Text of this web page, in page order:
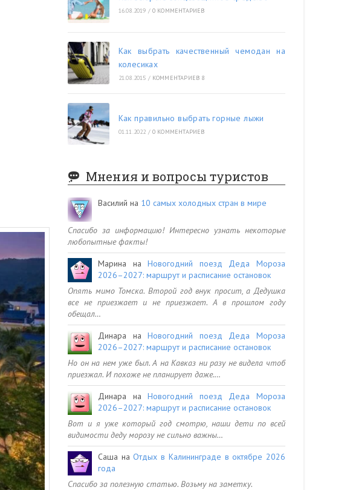
16.08.2019 / 0 КОММЕНТАРИЕВ
Как выбрать качественный чемодан на
колесиках
21.08.2015 / КОММЕНТАРИЕВ 8
Как правильно выбрать горные лыжи
01.11.2022 / 0 КОММЕНТАРИЕВ
Мнения и вопросы туристов
Василий на 10 самых холодных стран в мире
Спасибо за информацию! Интересно узнать некоторые
любопытные факты!
Марина наНовогодний поезд Деда Мороза
2026–2027: маршрут и расписание остановок
Опять мимо Томска. Второй год внук просит, а Дедушка
все не приезжает и не приезжает. А в прошлом году
обещал…
Динара наНовогодний поезд Деда Мороза
2026–2027: маршрут и расписание остановок
Но он на нем уже был. А на Кавказ ни разу не видела чтоб
приезжал. И похоже не планирует даже.…
Динара наНовогодний поезд Деда Мороза
2026–2027: маршрут и расписание остановок
Вот и я уже который год смотрю, наши дети по всей
видимости деду морозу не сильно важны…
Саша наОтдых в Калининграде в октябре 2026
года
Спасибо за полезную статью. Возьму на заметку.